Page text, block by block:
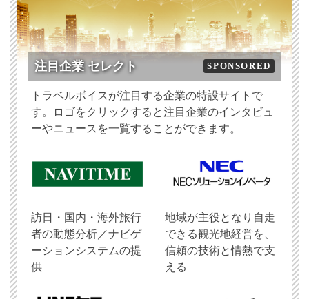
注目企業 セレクト SPONSORED
トラベルボイスが注目する企業の特設サイトで
す。ロゴをクリックすると注目企業のインタビュ
ーやニュースを一覧することができます。
訪日・国内・海外旅行
者の動態分析／ナビゲ
ーションシステムの提
供
地域が主役となり自走
できる観光地経営を、
信頼の技術と情熱で支
える